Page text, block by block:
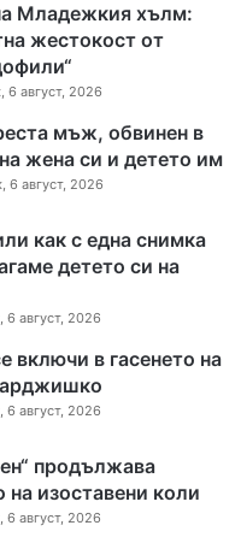
Младежкия хълм:
жестокост от
6 август, 2026
мъж, обвинен в
жена си и детето им
6 август, 2026
как с една снимка
детето си на
6 август, 2026
включи в гасенето на
6 август, 2026
продължава
на изоставени коли
6 август, 2026